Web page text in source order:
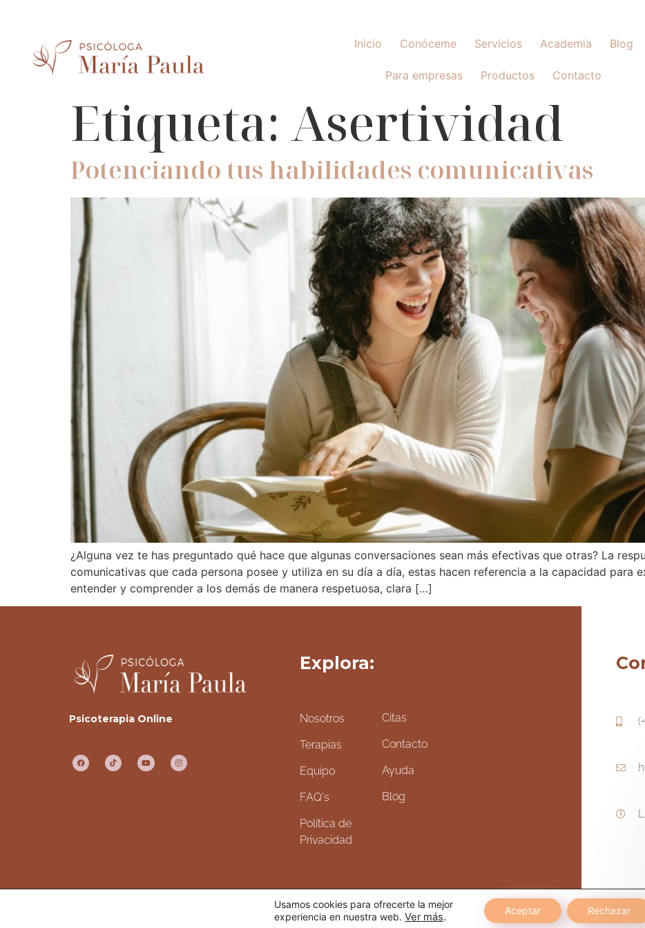
Inicio Conóceme Servicios Academia Blog
Para empresas Productos Contacto
Etiqueta:Asertividad
Potenciando tus habilidades comunicativas
¿Alguna vez te has preguntado qué hace que algunas conversaciones sean más efectivas que otras? La
comunicativas que cada persona posee y utiliza en su día a día, estas hacen referencia a la capacidad para
entender y comprender a los demás de manera respetuosa, clara […]
Psicoterapia Online
Explora:
Nosotros
Terapias
Equipo
FAQ's
Política de
Privacidad
Citas
Contacto
Ayuda
Blog
Usamos cookies para ofrecerte la mejor
experiencia en nuestra web.Ver más.
Aceptar Rechazar